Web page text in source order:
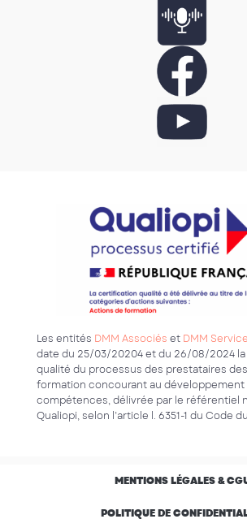
Les entités DMM Associés et DMM
date du 25/03/20204 et du 26/08/2024
qualité du processus des prestataires
formation concourant au développement
compétences, délivrée par le référentiel
Qualiopi, selon l’article l. 6351-1 du Code
MENTIONS LÉGALES &
POLITIQUE DE